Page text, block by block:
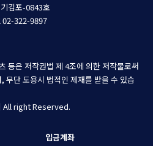
김포-0843호
02-322-9897
등은 저작권법 제 4조에 의한 저작물로써
무단 도용시 법적인 제재를 받을 수 있습
All right Reserved.
입금계좌